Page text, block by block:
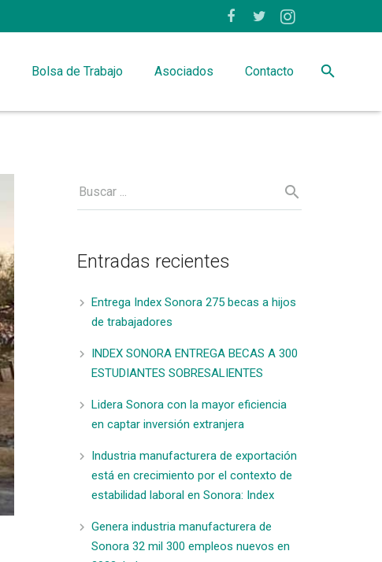
Bolsa de Trabajo Asociados Contacto
Entradas recientes
Entrega Index Sonora 275 becas a hijos
de trabajadores
INDEX SONORA ENTREGA BECAS A 300
ESTUDIANTES SOBRESALIENTES
Lidera Sonora con la mayor eficiencia
en captar inversión extranjera
Industria manufacturera de exportación
está en crecimiento por el contexto de
estabilidad laboral en Sonora: Index
Genera industria manufacturera de
Sonora 32 mil 300 empleos nuevos en